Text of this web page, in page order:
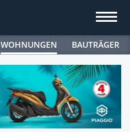
WOHNUNGEN BAUTRÄGER